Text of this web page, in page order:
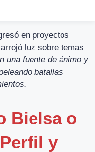
en proyectos
luz sobre temas
una fuente de ánimo y
batallas
Bielsa o
y